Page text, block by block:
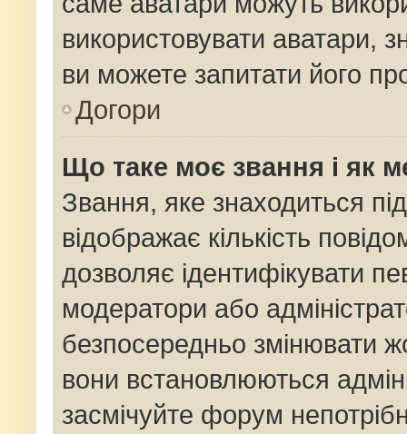
використовувати аватари,
ви можете запитати його
Догори
Що таке моє звання і як
Звання, яке знаходиться
відображає кількість
дозволяє ідентифікувати
модератори або
безпосередньо змінювати
вони встановлюються
засмічуйте форум